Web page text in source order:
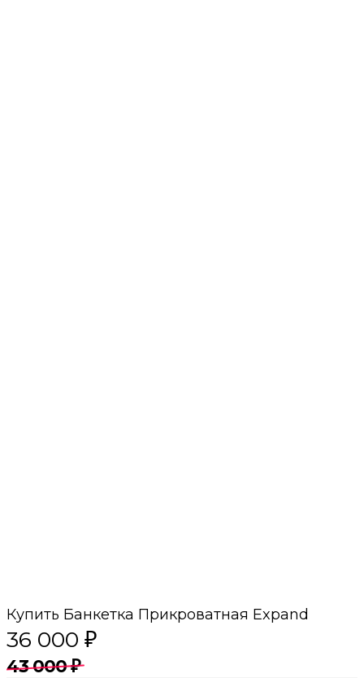
Купить Банкетка Прикроватная Expand
36 000 ₽
43 000₽